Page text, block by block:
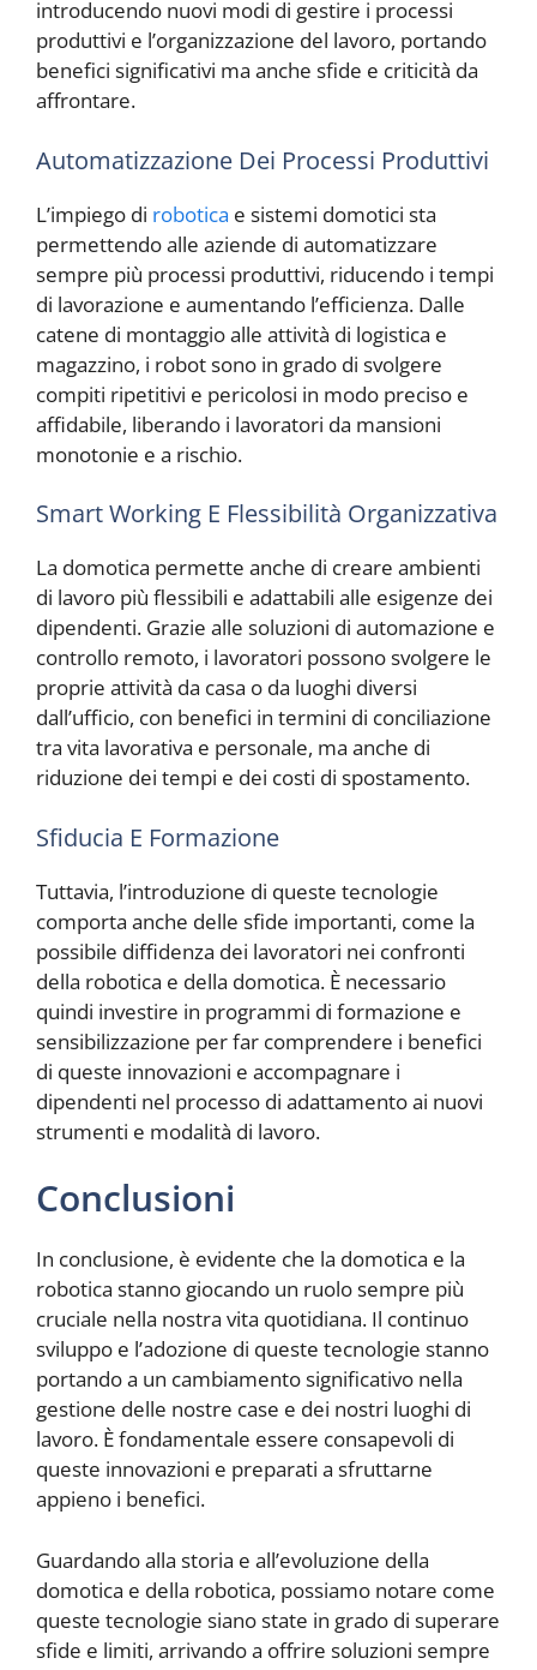
introducendo nuovi modi di gestire i processi
produttivi e l’organizzazione del lavoro, portando
benefici significativi ma anche sfide e criticità da
affrontare.
Automatizzazione Dei Processi Produttivi
L’impiego di robotica e sistemi domotici sta
permettendo alle aziende di automatizzare
sempre più processi produttivi, riducendo i tempi
di lavorazione e aumentando l’efficienza. Dalle
catene di montaggio alle attività di logistica e
magazzino, i robot sono in grado di svolgere
compiti ripetitivi e pericolosi in modo preciso e
affidabile, liberando i lavoratori da mansioni
monotonie e a rischio.
Smart Working E Flessibilità Organizzativa
La domotica permette anche di creare ambienti
di lavoro più flessibili e adattabili alle esigenze dei
dipendenti. Grazie alle soluzioni di automazione e
controllo remoto, i lavoratori possono svolgere le
proprie attività da casa o da luoghi diversi
dall’ufficio, con benefici in termini di conciliazione
tra vita lavorativa e personale, ma anche di
riduzione dei tempi e dei costi di spostamento.
Sfiducia E Formazione
Tuttavia, l’introduzione di queste tecnologie
comporta anche delle sfide importanti, come la
possibile diffidenza dei lavoratori nei confronti
della robotica e della domotica. È necessario
quindi investire in programmi di formazione e
sensibilizzazione per far comprendere i benefici
di queste innovazioni e accompagnare i
dipendenti nel processo di adattamento ai nuovi
strumenti e modalità di lavoro.
Conclusioni
In conclusione, è evidente che la domotica e la
robotica stanno giocando un ruolo sempre più
cruciale nella nostra vita quotidiana. Il continuo
sviluppo e l’adozione di queste tecnologie stanno
portando a un cambiamento significativo nella
gestione delle nostre case e dei nostri luoghi di
lavoro. È fondamentale essere consapevoli di
queste innovazioni e preparati a sfruttarne
appieno i benefici.
Guardando alla storia e all’evoluzione della
domotica e della robotica, possiamo notare come
queste tecnologie siano state in grado di superare
sfide e limiti, arrivando a offrire soluzioni sempre